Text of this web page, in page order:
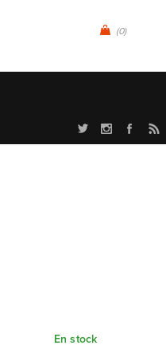
(0)
En stock